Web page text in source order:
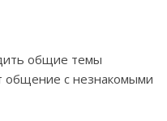
общие темы
общение с незнакомыми